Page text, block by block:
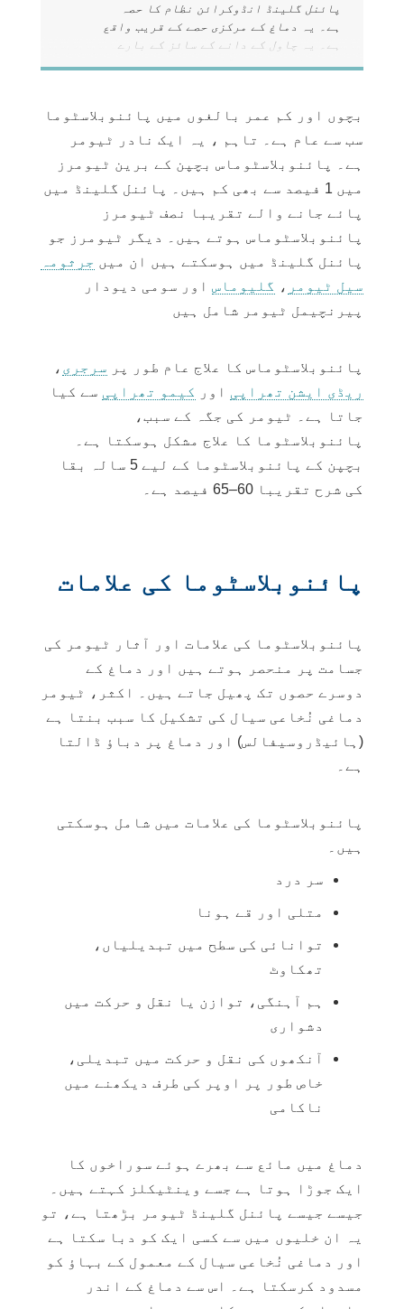
پائنل گلینڈ انڈوکرائن نظام کا حصہ
ہے۔ یہ دماغ کے مرکزی حصے کے قریب واقع
ہے۔ یہ چاول کے دانے کے سائز کے بارے
ذریعہ سمجھی جانے والی روشنی کی بنیاد
پر اعصابی سگنلز وصول کرتی ہے۔
اندھیرے میلٹونن کی جاری کرنے کا سبب
بنتے ہیں۔ میلٹونن جسم کی نیند/بیداری
سائیکلوں کو منظم کرنے میں مدد کرتا
ہے۔ میلٹوننپٹیوٹری گلینڈ
تولیدی ہارمونز
جاری کرنے کو بھی
کنٹرول کرنے میں مدد کرتا ہے، جیسے
لٹینائزنگ ہارمون
(LH) اور
پٹک محرک
اور تولیدی صحت کے لیے اہم ہیں۔
بچوں اور کم عمر بالغوں میں پائنوبلاسٹوما
سب سے عام ہے۔ تاہم ، یہ ایک نادر ٹیومر
ہے۔ پائنوبلاسٹوماس بچپن کے برین ٹیومرز
میں 1 فیصد سے بھی کم ہیں۔ پائنل گلینڈ میں
پائے جانے والے تقریبا نصف ٹیومرز
پائنوبلاسٹوماس ہوتے ہیں۔ دیگر ٹیومرز جو
پائنل گلینڈ میں ہوسکتے ہیں ان میں جرثومہ
سیل ٹیومر ، گلیوماساور سومی دیودار
پیرنچیمل ٹیومر شامل ہیں
پائنوبلاسٹوماس کا علاج عام طور پر سرجری ،
ریڈی ایشن تھراپی اور کیمو تھراپی سے کیا
جاتا ہے۔ ٹیومر کی جگہ کے سبب،
پائنوبلاسٹوما کا علاج مشکل ہوسکتا ہے۔
بچپن کے پائنوبلاسٹوما کے لیے 5 سالہ بقا
کی شرح تقریبا 60–65 فیصد ہے۔
پائنوبلاسٹوما کی علامات
پائنوبلاسٹوما کی علامات اور آثار ٹیومر کی
جسامت پر منحصر ہوتے ہیں اور دماغ کے
دوسرے حصوں تک پھیل جاتے ہیں۔ اکثر، ٹیومر
دماغی نُخاعی سیال کی تشکیل کا سبب بنتا ہے
(ہائیڈروسیفالس) اور دماغ پر دباؤ ڈالتا
ہے۔
پائنوبلاسٹوما کی علامات میں شامل ہوسکتی
ہیں۔
سر درد
متلی اور قے ہونا
توانائی کی سطح میں تبدیلیاں،
تھکاوٹ
ہم آہنگی، توازن یا نقل و حرکت میں
دشواری
آنکھوں کی نقل و حرکت میں تبدیلی،
خاص طور پر اوپر کی طرف دیکھنے میں
ناکامی
دماغ میں مائع سے بھرے ہوئے سوراخوں کا
ایک جوڑا ہوتا ہے جسے وینٹیکلز کہتے ہیں۔
جیسے جیسے پائنل گلینڈ ٹیومر بڑھتا ہے، تو
یہ ان خلیوں میں سے کسی ایک کو دبا سکتا ہے
اور دماغی نُخاعی سیال کے معمول کے بہاؤ کو
مسدود کرسکتا ہے۔ اس سے دماغ کے اندر